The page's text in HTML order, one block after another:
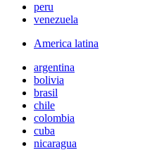
peru
venezuela
America latina
argentina
bolivia
brasil
chile
colombia
cuba
nicaragua